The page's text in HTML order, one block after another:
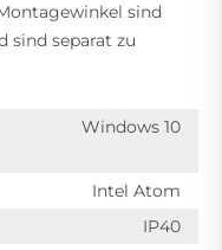
sind
sind separat zu
Windows 10
Intel Atom
IP40